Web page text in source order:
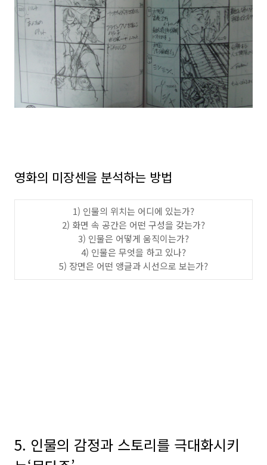
영화의 미장센을 분석하는 방법
1) 인물의 위치는 어디에 있는가?
2) 화면 속 공간은 어떤 구성을 갖는가?
3) 인물은 어떻게 움직이는가?
4) 인물은 무엇을 하고 있나?
5) 장면은 어떤 앵글과 시선으로 보는가?
5. 인물의 감정과 스토리를 극대화시키